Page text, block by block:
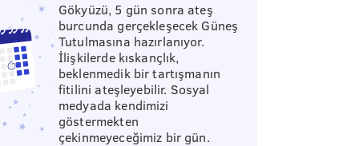
Gökyüzü, 5 gün sonra ateş
burcunda gerçekleşecek Güneş
Tutulmasına hazırlanıyor.
İlişkilerde kıskançlık,
beklenmedik bir tartışmanın
fitilini ateşleyebilir. Sosyal
medyada kendimizi
göstermekten
çekinmeyeceğimiz bir gün.